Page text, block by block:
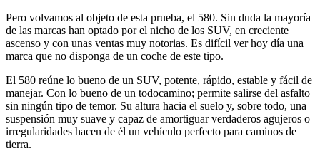
Pero volvamos al objeto de esta prueba, el 580. Sin duda la mayoría
de las marcas han optado por el nicho de los SUV, en creciente
ascenso y con unas ventas muy notorias. Es difícil ver hoy día una
marca que no disponga de un coche de este tipo.
El 580 reúne lo bueno de un SUV, potente, rápido, estable y fácil de
manejar. Con lo bueno de un todocamino; permite salirse del asfalto
sin ningún tipo de temor. Su altura hacia el suelo y, sobre todo, una
suspensión muy suave y capaz de amortiguar verdaderos agujeros o
irregularidades hacen de él un vehículo perfecto para caminos de
tierra.